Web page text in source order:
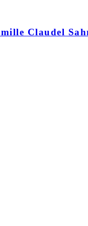
Claudel